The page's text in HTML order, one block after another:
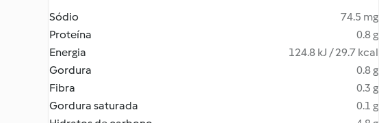
Sódio
74.5 mg
Proteína
0.8 g
Energia
124.8 kJ / 29.7 kcal
Gordura
0.8 g
Fibra
0.3 g
Gordura saturada
0.1 g